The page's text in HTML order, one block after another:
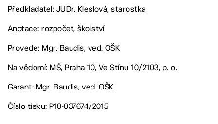
Předkladatel: JUDr. Kleslová, starostka
Anotace: rozpočet, školství
Provede: Mgr. Baudis, ved. OŠK
Na vědomí: MŠ, Praha 10, Ve Stínu 10/2103, p. o.
Garant: Mgr. Baudis, ved. OŠK
Číslo tisku: P10-037674/2015